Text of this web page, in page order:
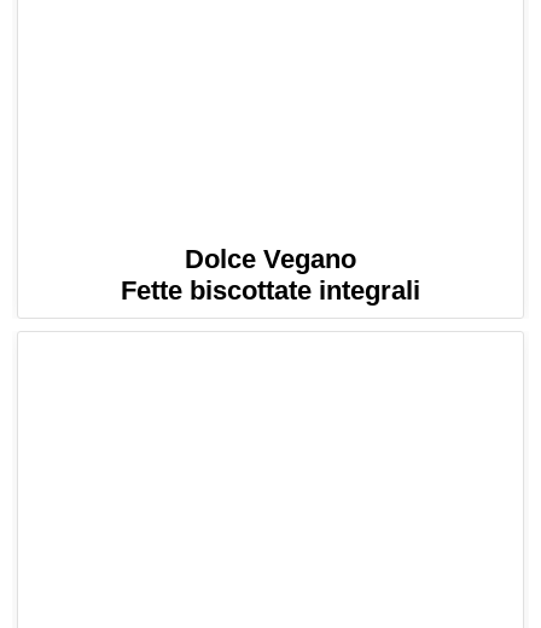
Dolce Vegano
Fette biscottate integrali